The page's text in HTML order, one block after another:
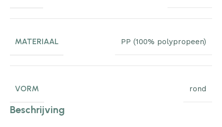
MATERIAAL PP (100% polypropeen)
VORM rond
Beschrijving